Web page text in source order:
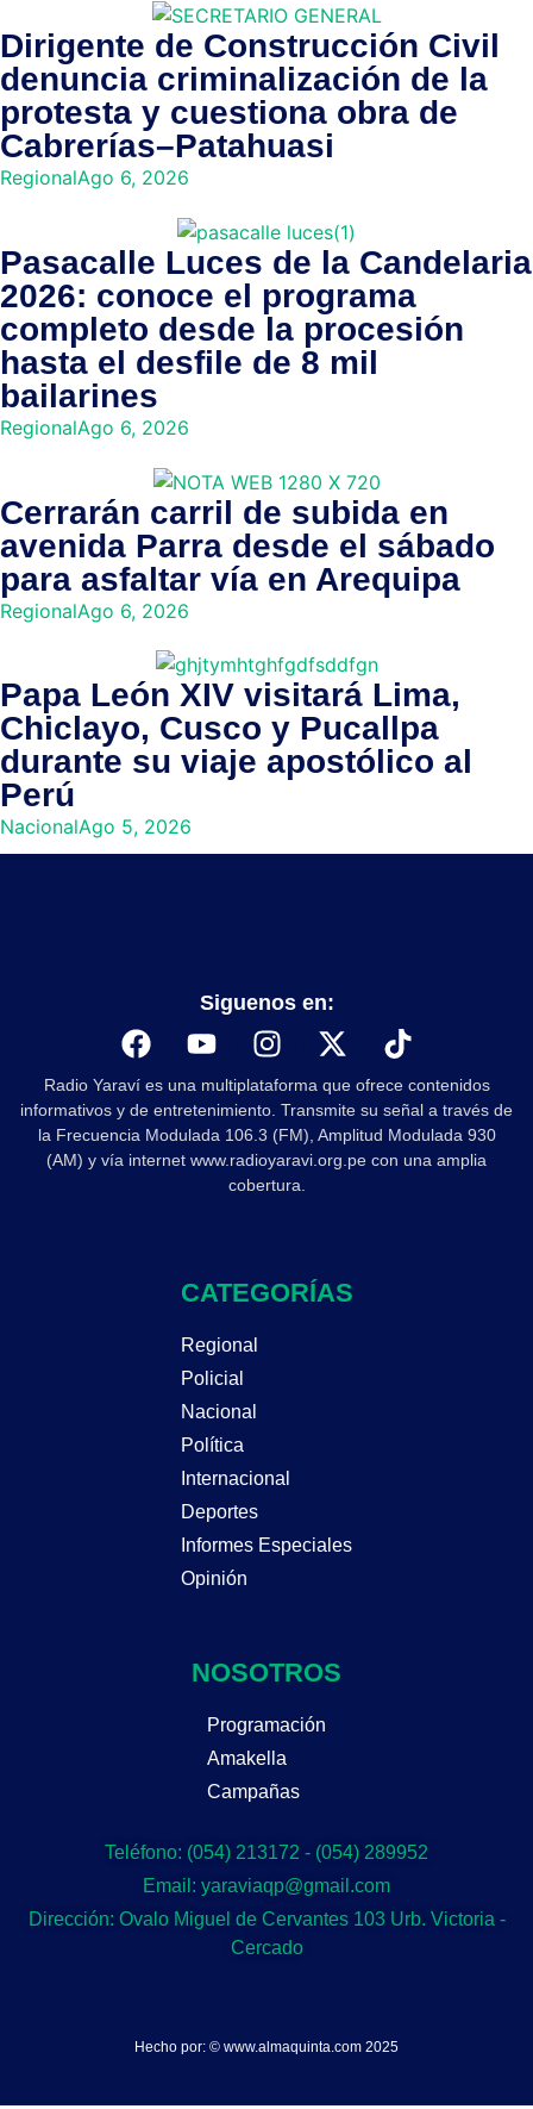
Dirigente de Construcción Civil
denuncia criminalización de la
protesta y cuestiona obra de
Cabrerías–Patahuasi
RegionalAgo 6, 2026
Pasacalle Luces de la Candelaria
2026: conoce el programa
completo desde la procesión
hasta el desfile de 8 mil
bailarines
RegionalAgo 6, 2026
Cerrarán carril de subida en
avenida Parra desde el sábado
para asfaltar vía en Arequipa
RegionalAgo 6, 2026
Papa León XIV visitará Lima,
Chiclayo, Cusco y Pucallpa
durante su viaje apostólico al
Perú
NacionalAgo 5, 2026
Radio Yaraví es una multiplataforma que ofrece contenidos
informativos y de entretenimiento. Transmite su señal a través de
la Frecuencia Modulada 106.3 (FM), Amplitud Modulada 930
(AM) y vía internet www.radioyaravi.org.pe con una amplia
cobertura.
Siguenos en:
CATEGORÍAS
Regional
Policial
Nacional
Política
Internacional
Deportes
Informes Especiales
Opinión
NOSOTROS
Programación
Amakella
Campañas
Teléfono: (054) 213172 - (054) 289952
Email: yaraviaqp@gmail.com
Dirección: Ovalo Miguel de Cervantes 103 Urb. Victoria -
Cercado
Hecho por: © www.almaquinta.com 2025